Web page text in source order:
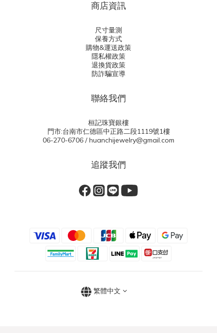
商店資訊
尺寸量測
保養方式
購物&運送政策
隱私權政策
退換貨政策
防詐騙宣導
聯絡我們
桓記珠寶銀樓
門市:台南市仁德區中正路二段1119號1樓
06-270-6706 / huanchijewelry@gmail.com
追蹤我們
繁體中文